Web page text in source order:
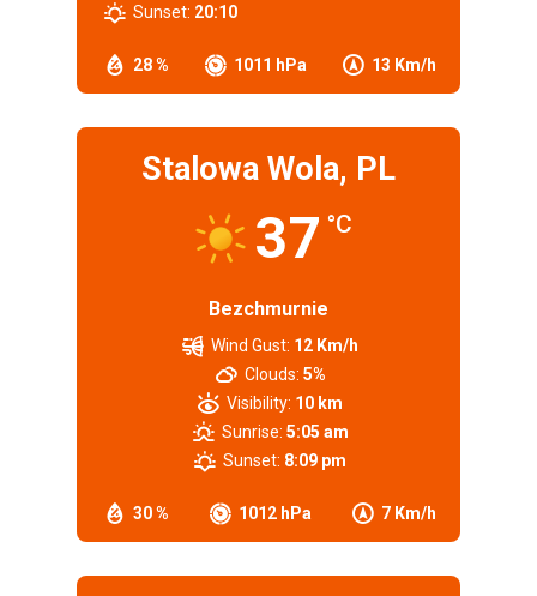
28 % 1011 hPa 13 Km/h
Sunset: 20:10
Stalowa Wola, PL
37 °C
Bezchmurnie
30 % 1012 hPa 7 Km/h
Wind Gust: 12 Km/h
Clouds: 5%
Visibility: 10 km
Sunrise: 5:05 am
Sunset: 8:09 pm